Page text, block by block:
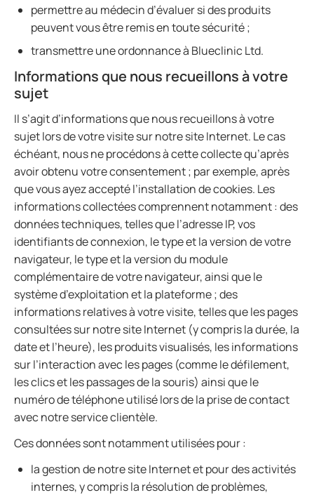
permettre au médecin d’évaluer si des produits
peuvent vous être remis en toute sécurité ;
transmettre une ordonnance à Blueclinic Ltd.
Informations que nous recueillons à votre
sujet
Il s’agit d’informations que nous recueillons à votre
sujet lors de votre visite sur notre site Internet. Le cas
échéant, nous ne procédons à cette collecte qu’après
avoir obtenu votre consentement ; par exemple, après
que vous ayez accepté l’installation de cookies. Les
informations collectées comprennent notamment : des
données techniques, telles que l’adresse IP, vos
identifiants de connexion, le type et la version de votre
navigateur, le type et la version du module
complémentaire de votre navigateur, ainsi que le
système d’exploitation et la plateforme ; des
informations relatives à votre visite, telles que les pages
consultées sur notre site Internet (y compris la durée, la
date et l’heure), les produits visualisés, les informations
sur l’interaction avec les pages (comme le défilement,
les clics et les passages de la souris) ainsi que le
numéro de téléphone utilisé lors de la prise de contact
avec notre service clientèle.
Ces données sont notamment utilisées pour :
la gestion de notre site Internet et pour des activités
internes, y compris la résolution de problèmes,